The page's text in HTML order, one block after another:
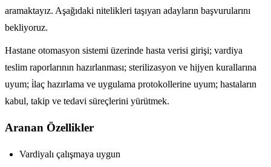
aramaktayız. Aşağıdaki nitelikleri taşıyan adayların başvurularını
bekliyoruz.
Hastane otomasyon sistemi üzerinde hasta verisi girişi; vardiya
teslim raporlarının hazırlanması; sterilizasyon ve hijyen kurallarına
uyum; i̇laç hazırlama ve uygulama protokollerine uyum; hastaların
kabul, takip ve tedavi süreçlerini yürütmek.
Aranan Özellikler
Vardiyalı çalışmaya uygun